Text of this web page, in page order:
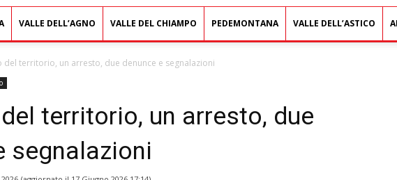
VALLE DELL’AGNO VALLE DEL CHIAMPO PEDEMONTANA VALLE DELL’ASTICO
del territorio, un arresto, due denunce e segnalazioni
territorio, un arresto, due
segnalazioni